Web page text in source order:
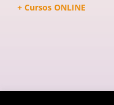
+ Cursos ONLINE